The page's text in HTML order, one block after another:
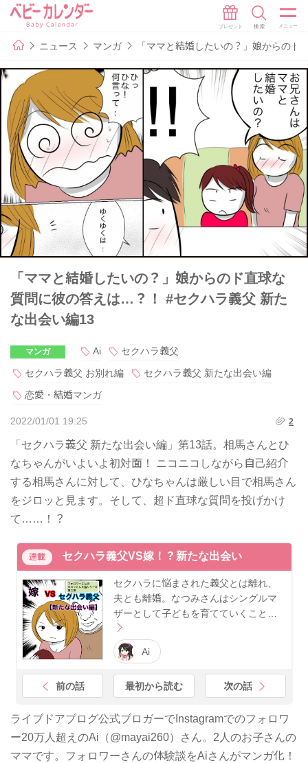
ニュース マンガ 「ママと結婚したいの？」娘からの
「ママと結婚したいの？」娘からのド直球な
質問に彼の答えは…？！ #セクハラ義父 新た
な出会い編13
マンガ Ai
セクハラ義父
セクハラ義父 お別れ編
セクハラ義父 新たな出会い編
恋愛・結婚マンガ
2022/01/01 19:25 2
「セクハラ義父 新たな出会い編」第13話。相馬さんとひ
なちゃんがいよいよ初対面！ ニコニコしながら自己紹介
する相馬さんに対して、ひなちゃんは厳しい目で相馬さん
をジロッと見ます。そして、超ド直球な質問を投げかけ
て……！？
連載 セクハラ義父VS嫁！？新たな出会い
セクハラに悩まされた義父とは離れ、
夫とも離婚。なつみさんはシングルマ
ザーとして子どもを育てていくこと…
Ai
前の話 最初から読む 次の話
ライブドアブログ公式ブロガーでInstagramでのフォロワ
ー20万人超えのAi（@mayai260）さん。2人のお子さんの
ママです。フォロワーさんの体験談をAiさんがマンガ化！